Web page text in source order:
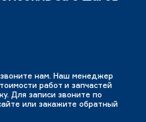
нам. Наш менеджер
работ и запчастей
Для записи звоните по
или закажите обратный